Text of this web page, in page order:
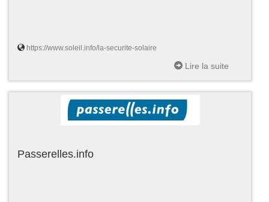
https://www.soleil.info/la-securite-solaire
Lire la suite
Passerelles.info